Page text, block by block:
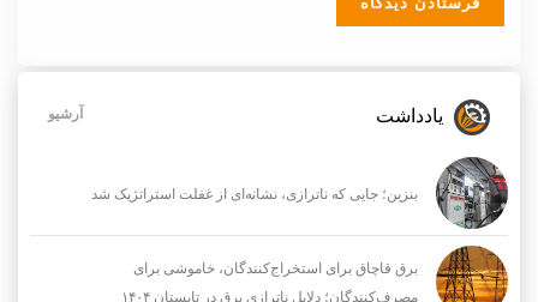
یادداشت آرشیو
بنزین؛ جایی که ناترازی، نشانه‌ای از غفلت استراتژیک شد
برق قاچاق برای استخراج‌کنندگان، خاموشی برای
مصرف‌کنندگان؛ دلایل ناترازی برق در تابستان ۱۴۰۴